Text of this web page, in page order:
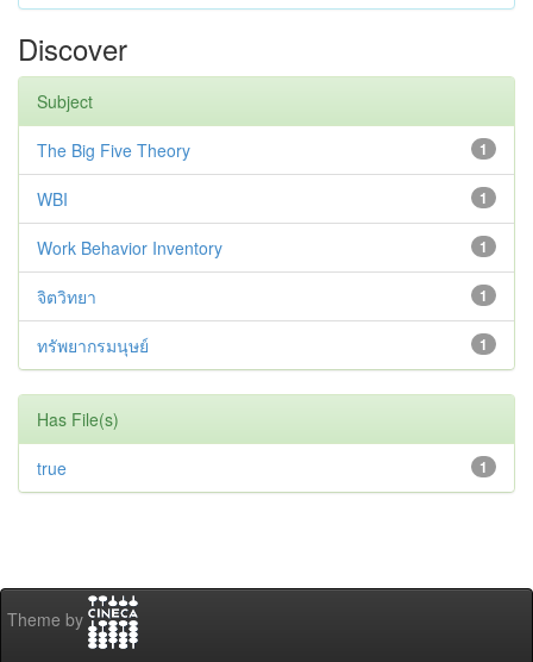
Discover
Subject
1
The Big Five Theory
1
WBI
1
Work Behavior Inventory
1
จิตวิทยา
1
ทรัพยากรมนุษย์
Has File(s)
1
true
Theme by